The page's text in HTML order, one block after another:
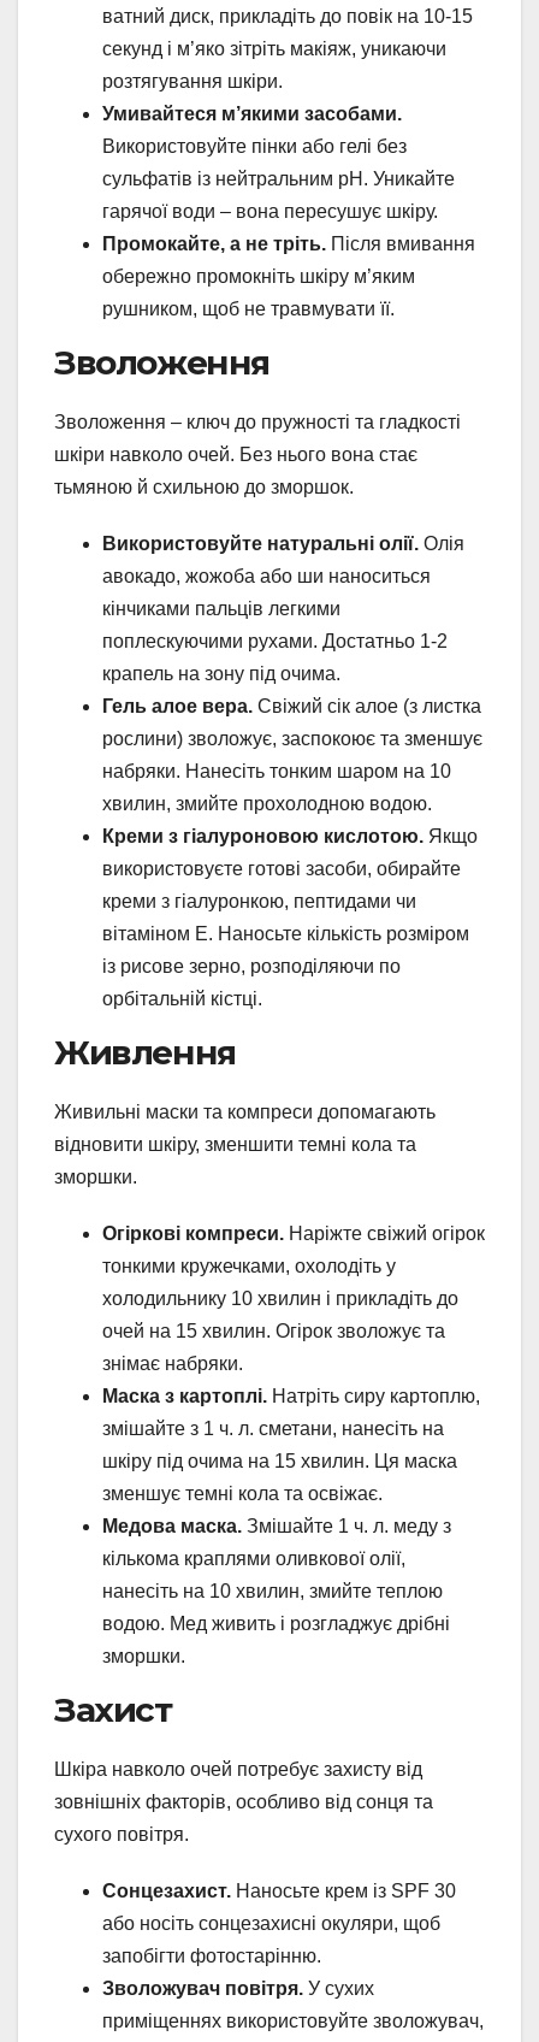
ватний диск, прикладіть до повік на 10-15
секунд і м’яко зітріть макіяж, уникаючи
розтягування шкіри.
Умивайтеся м’якими засобами.
Використовуйте пінки або гелі без
сульфатів із нейтральним pH. Уникайте
гарячої води – вона пересушує шкіру.
Промокайте, а не тріть. Після вмивання
обережно промокніть шкіру м’яким
рушником, щоб не травмувати її.
Зволоження
Зволоження – ключ до пружності та гладкості
шкіри навколо очей. Без нього вона стає
тьмяною й схильною до зморшок.
Використовуйте натуральні олії. Олія
авокадо, жожоба або ши наноситься
кінчиками пальців легкими
поплескуючими рухами. Достатньо 1-2
крапель на зону під очима.
Гель алое вера. Свіжий сік алое (з листка
рослини) зволожує, заспокоює та зменшує
набряки. Нанесіть тонким шаром на 10
хвилин, змийте прохолодною водою.
Креми з гіалуроновою кислотою. Якщо
використовуєте готові засоби, обирайте
креми з гіалуронкою, пептидами чи
вітаміном Е. Наносьте кількість розміром
із рисове зерно, розподіляючи по
орбітальній кістці.
Живлення
Живильні маски та компреси допомагають
відновити шкіру, зменшити темні кола та
зморшки.
Огіркові компреси. Наріжте свіжий огірок
тонкими кружечками, охолодіть у
холодильнику 10 хвилин і прикладіть до
очей на 15 хвилин. Огірок зволожує та
знімає набряки.
Маска з картоплі. Натріть сиру картоплю,
змішайте з 1 ч. л. сметани, нанесіть на
шкіру під очима на 15 хвилин. Ця маска
зменшує темні кола та освіжає.
Медова маска. Змішайте 1 ч. л. меду з
кількома краплями оливкової олії,
нанесіть на 10 хвилин, змийте теплою
водою. Мед живить і розгладжує дрібні
зморшки.
Захист
Шкіра навколо очей потребує захисту від
зовнішніх факторів, особливо від сонця та
сухого повітря.
Сонцезахист. Наносьте крем із SPF 30
або носіть сонцезахисні окуляри, щоб
запобігти фотостарінню.
Зволожувач повітря. У сухих
приміщеннях використовуйте зволожувач,